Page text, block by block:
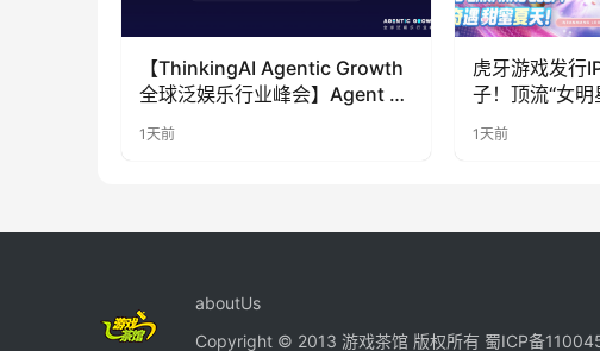
【ThinkingAI Agentic Growth
全球泛娱乐行业峰会】Agent 时
1天前
虎牙游戏发行
子！顶流“女
奇遇》惊喜曝光
1天前
aboutUs
Copyright © 2013 游戏茶馆 版权所有 蜀ICP备